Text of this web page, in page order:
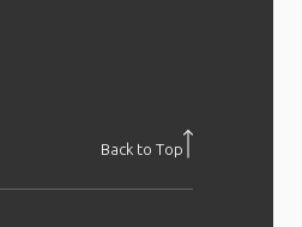
Back to Top